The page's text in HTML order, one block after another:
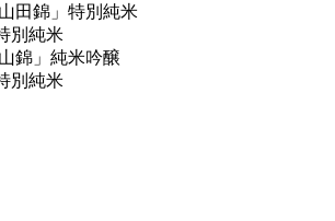
田錦」特別純米
別純米
錦」純米吟醸
別純米